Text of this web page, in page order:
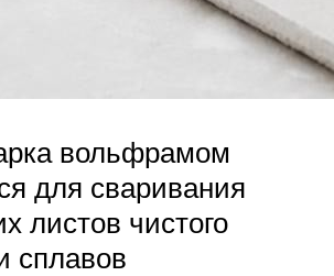
вольфрамом
для сваривания
листов чистого
сплавов